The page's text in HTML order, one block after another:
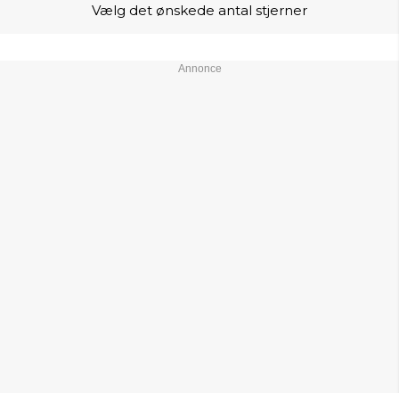
Vælg det ønskede antal stjerner